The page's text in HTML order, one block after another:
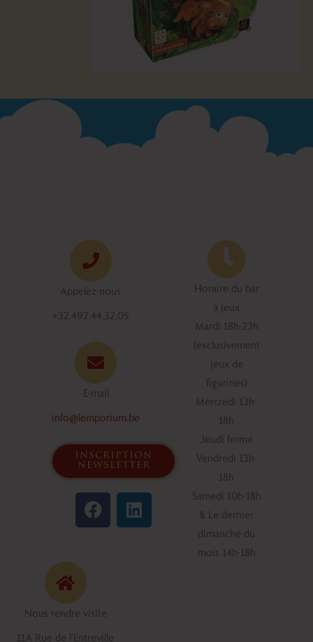
Appelez-nous
+32.492.44.32.05
E-mail
info@lemporium.be
inscription
newsletter
F
a
c
k
L
i
n
Horaire du bar
à jeux
Mardi 18h-23h
(exclusivement
jeux de
figurines)
Mercredi 13h-
18h
Jeudi fermé
Vendredi 13h-
18h
Samedi 10h-18h
& Le dernier
dimanche du
mois 14h-18h
Nous rendre visite
11A Rue de l'Entreville